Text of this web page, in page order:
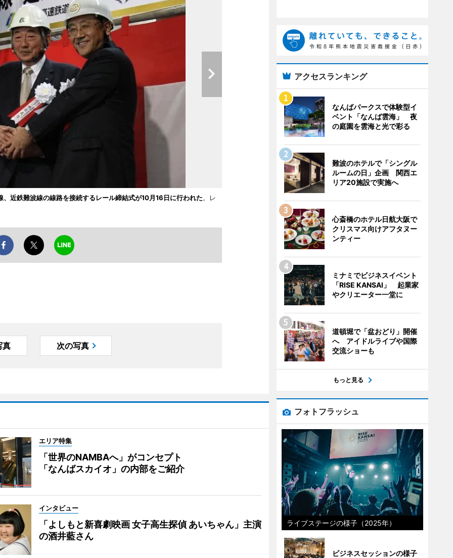
近鉄難波線の線路を接続するレール締結式が10月16日に行われた。レ
真 次の写真
エリア特集
「世界のNAMBAへ」がコンセプト
「なんばスカイオ」の内部をご紹介
インタビュー
「よしもと新喜劇映画 女子高生探偵 あいちゃん」主演
の酒井藍さん
アクセスランキング
なんばパークスで体験型イ
ベント「なんば雲海」 夜
の庭園を雲海と光で彩る
難波のホテルで「シングル
ルームの日」企画 関西エ
リア20施設で実施へ
心斎橋のホテル日航大阪で
クリスマス向けアフタヌー
ンティー
ミナミでビジネスイベント
「RISE KANSAI」 起業家
やクリエーター一堂に
道頓堀で「盆おどり」開催
へ アイドルライブや国際
交流ショーも
もっと見る
フォトフラッシュ
ライブステージの様子（2025年）
ビジネスセッションの様子